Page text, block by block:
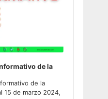
de la
de la
15 de marzo 2024,